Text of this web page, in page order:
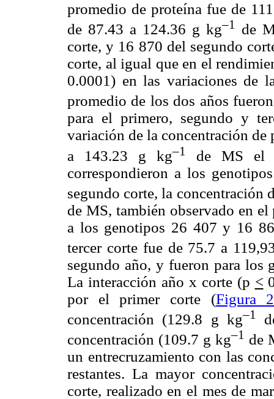
promedio de proteína fue de
de 87.43 a 124.36 g kg–1
de
corte, y 16 870 del segundo
corte, al igual que en el
0.0001) en las variaciones de
promedio de los dos años
para el primero, segundo y
variación de la concentración de
a 143.23 g kg–1
de MS el
correspondieron a los
segundo corte, la concentración
de MS, también observado en
a los genotipos 26 407 y 16
tercer corte fue de 75.7 a
segundo año, y fueron para los
La interacción año x corte (p <
por el primer corte (Figura 2
concentración (129.8 g kg–1
concentración (109.7 g kg–1 de
un entrecruzamiento con las
restantes. La mayor
corte, realizado en el mes de